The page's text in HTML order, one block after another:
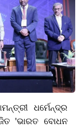
ଧର୍ମେନ୍ଦ୍ର
'ଭାରତ ବୋଧନ